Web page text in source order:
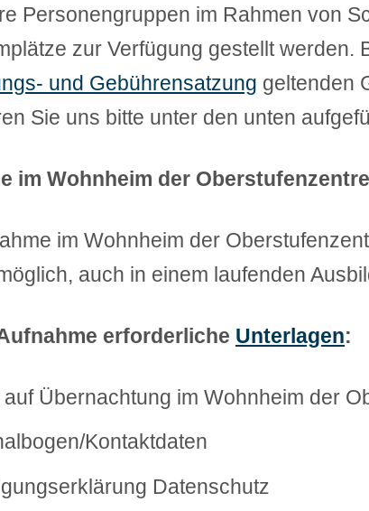
Personengruppen im Rahmen von
zur Verfügung gestellt werden.
und Gebührensatzung geltenden
Sie uns bitte unter den unten
im Wohnheim der
im Wohnheim der
auch in einem laufenden
erforderliche Unterlagen:
Übernachtung im Wohnheim der
Kontaktdaten
Datenschutz